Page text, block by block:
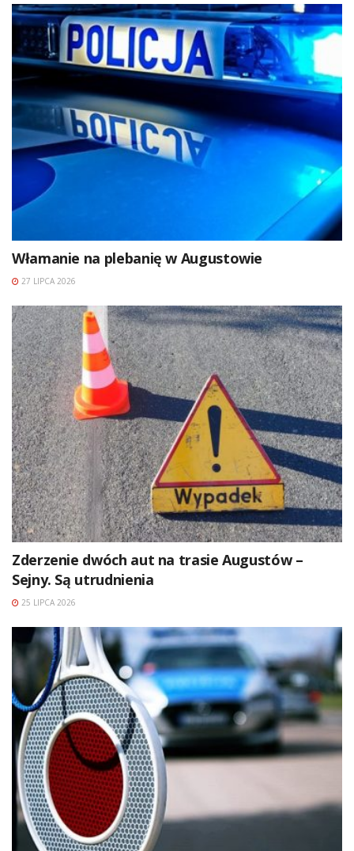
Włamanie na plebanię w Augustowie
27 LIPCA 2026
Zderzenie dwóch aut na trasie Augustów –
Sejny. Są utrudnienia
25 LIPCA 2026